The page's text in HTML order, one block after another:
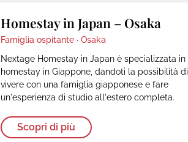
Homestay in Japan – Osaka
Famiglia ospitante · Osaka
Nextage Homestay in Japan è specializzata in
homestay in Giappone, dandoti la possibilità di
vivere con una famiglia giapponese e fare
un'esperienza di studio all'estero completa.
Scopri di più